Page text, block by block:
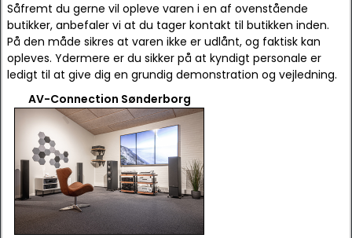
Såfremt du gerne vil opleve varen i en af ovenstående
butikker, anbefaler vi at du tager kontakt til butikken inden.
På den måde sikres at varen ikke er udlånt, og faktisk kan
opleves. Ydermere er du sikker på at kyndigt personale er
ledigt til at give dig en grundig demonstration og vejledning.
AV-Connection Sønderborg